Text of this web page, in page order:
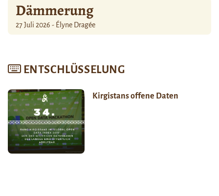
Dämmerung
27 Juli 2026 - Élyne Dragée
ENTSCHLÜSSELUNG
Kirgistans offene Daten